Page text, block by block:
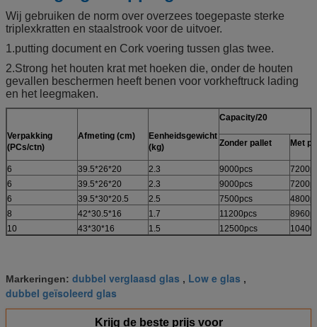
Wij gebruiken de norm over overzees toegepaste sterke
triplexkratten en staalstrook voor de uitvoer.
1.putting document en Cork voering tussen glas twee.
2.Strong het houten krat met hoeken die, onder de houten
gevallen beschermen heeft benen voor vorkheftruck lading
en het leegmaken.
Verpakking
(PCs/ctn)
Afmeting (cm)
Eenheidsgewicht
(kg)
Capacity/20
Zonder pallet Met
6 39.5*26*20 2.3 9000pcs
6
39.5*26*20 2.3 9000pcs
6
39.5*30*20.5 2.5 7500pcs
8
42*30.5*16 1.7 11200pcs
10
43*30*16 1.5 12500pcs
Markeringen: dubbel verglaasd glas , Low e glas ,
dubbel geïsoleerd glas
Krijg de beste prijs voor